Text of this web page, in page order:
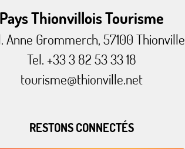
Pays Thionvillois Tourisme
Anne Grommerch, 57100 Thionville
Tel. +33 3 82 53 33 18
tourisme@thionville.net
RESTONS CONNECTÉS